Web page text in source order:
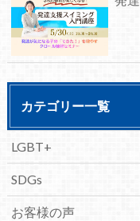
カテゴリー一覧
LGBT+
SDGs
お客様の声